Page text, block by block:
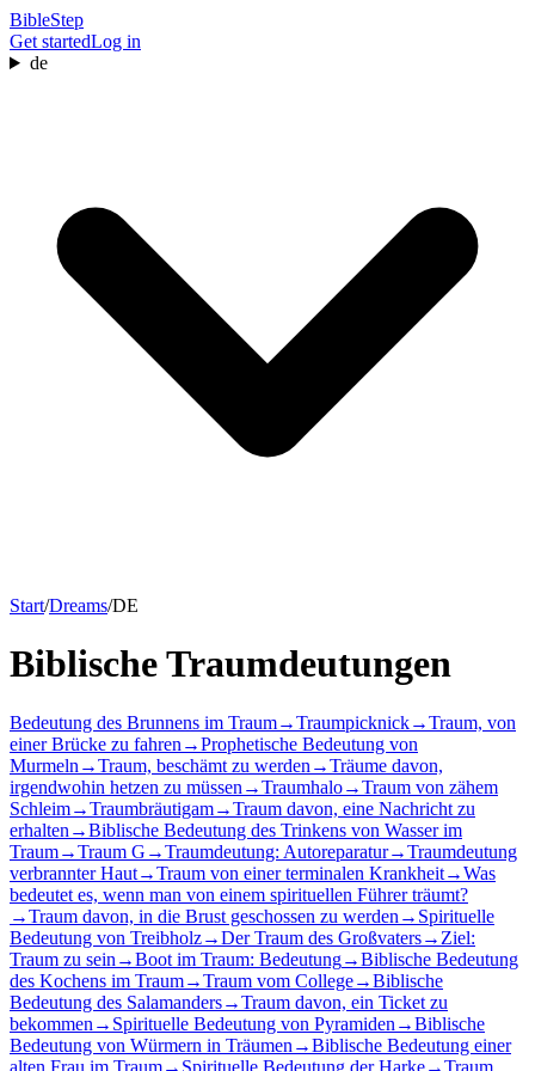
BibleStep
Get startedLog in
de
Start/Dreams/DE
Biblische Traumdeutungen
Bedeutung des Brunnens im Traum→Traumpicknick→Traum, von
einer Brücke zu fahren →Prophetische Bedeutung von
Murmeln →Traum, beschämt zu werden →Träume davon,
irgendwohin hetzen zu müssen →Traumhalo→Traum von zähem
Schleim→Traumbräutigam→Traum davon, eine Nachricht zu
erhalten →Biblische Bedeutung des Trinkens von Wasser im
Traum→Traum G →Traumdeutung: Autoreparatur→Traumdeutung
verbrannter Haut→Traum von einer terminalen Krankheit→Was
bedeutet es, wenn man von einem spirituellen Führer träumt?
→Traum davon, in die Brust geschossen zu werden → Spirituelle
Bedeutung von Treibholz→Der Traum des Großvaters→ Ziel:
Traum zu sein →Boot im Traum: Bedeutung→Biblische Bedeutung
des Kochens im Traum→Traum vom College→Biblische
Bedeutung des Salamanders→Traum davon, ein Ticket zu
bekommen → Spirituelle Bedeutung von Pyramiden →Biblische
Bedeutung von Würmern in Träumen →Biblische Bedeutung einer
alten Frau im Traum→ Spirituelle Bedeutung der Harke→Traum